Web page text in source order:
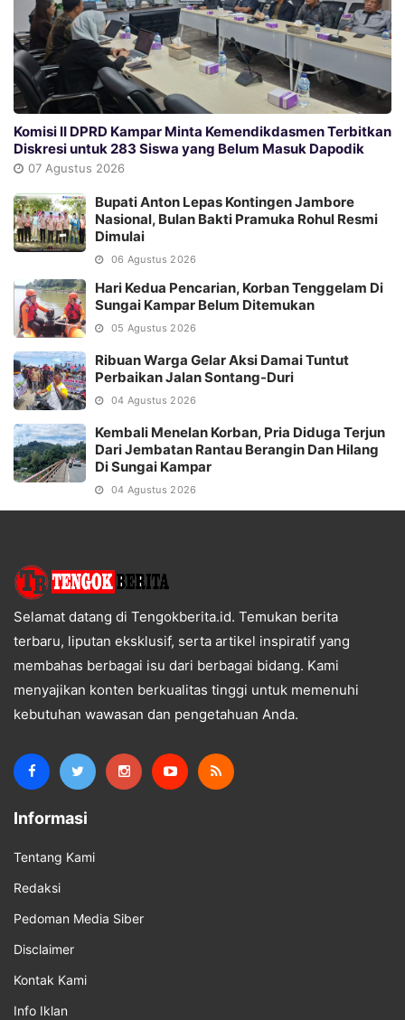
Komisi II DPRD Kampar Minta Kemendikdasmen Terbitkan
Diskresi untuk 283 Siswa yang Belum Masuk Dapodik
07 Agustus 2026
Bupati Anton Lepas Kontingen Jambore
Nasional, Bulan Bakti Pramuka Rohul Resmi
Dimulai
06 Agustus 2026
Hari Kedua Pencarian, Korban Tenggelam Di
Sungai Kampar Belum Ditemukan
05 Agustus 2026
Ribuan Warga Gelar Aksi Damai Tuntut
Perbaikan Jalan Sontang-Duri
04 Agustus 2026
Kembali Menelan Korban, Pria Diduga Terjun
Dari Jembatan Rantau Berangin Dan Hilang
Di Sungai Kampar
04 Agustus 2026
Selamat datang di Tengokberita.id. Temukan berita
terbaru, liputan eksklusif, serta artikel inspiratif yang
membahas berbagai isu dari berbagai bidang. Kami
menyajikan konten berkualitas tinggi untuk memenuhi
kebutuhan wawasan dan pengetahuan Anda.
Informasi
Tentang Kami
Redaksi
Pedoman Media Siber
Disclaimer
Kontak Kami
Info Iklan